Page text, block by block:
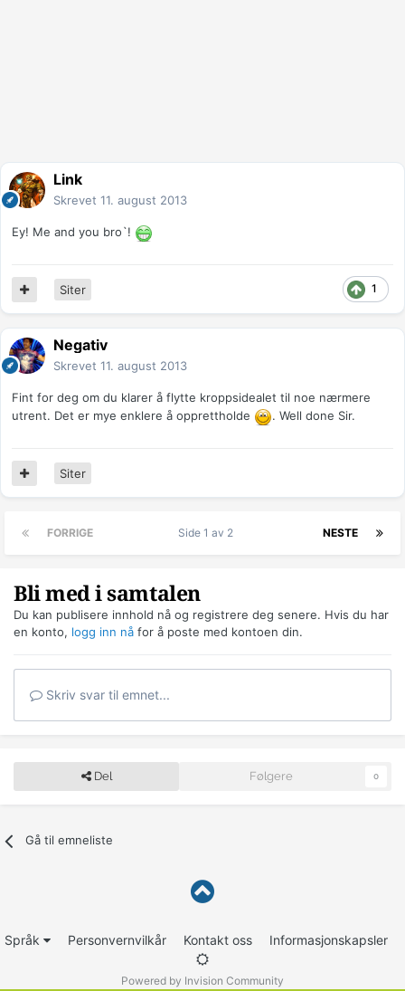
Link
Skrevet 11. august 2013
Ey! Me and you bro`!
1
Siter
Negativ
Skrevet 11. august 2013
Fint for deg om du klarer å flytte kroppsidealet til noe nærmere
utrent. Det er mye enklere å opprettholde
. Well done Sir.
Siter
FORRIGE NESTE
Side 1 av 2
Bli med i samtalen
Du kan publisere innhold nå og registrere deg senere. Hvis du har
en konto, logg inn nå for å poste med kontoen din.
Skriv svar til emnet...
Del Følgere 0
Gå til emneliste
Språk Personvernvilkår Kontakt oss Informasjonskapsler
Powered by Invision Community